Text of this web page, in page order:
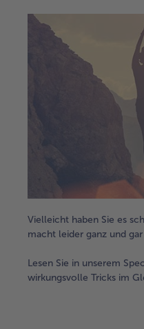
Vielleicht haben Sie es
macht leider ganz und
Lesen Sie in unserem
wirkungsvolle Tricks im